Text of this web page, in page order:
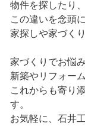
物件を探したり
この違いを念頭
家探しや家づく
家づくりでお悩
新築やリフォー
これからも寄り
す。
お気軽に、石井